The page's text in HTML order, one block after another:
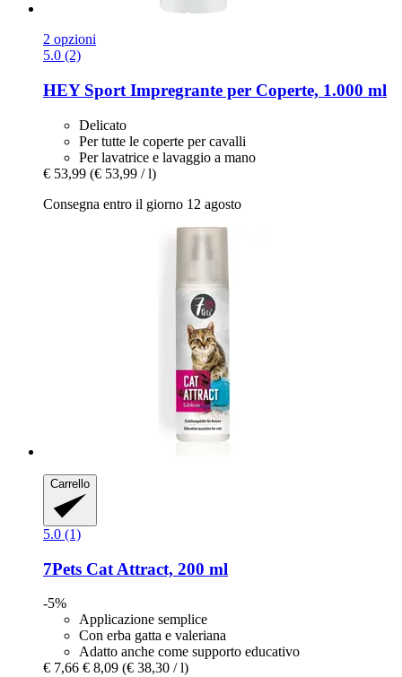
2 opzioni
5.0 (2)
HEY Sport Impregrante per Coperte, 1.000 ml
Delicato
Per tutte le coperte per cavalli
Per lavatrice e lavaggio a mano
€ 53,99 (€ 53,99 / l)
Consegna entro il giorno 12 agosto
Carrello
5.0 (1)
7Pets Cat Attract, 200 ml
-5%
Applicazione semplice
Con erba gatta e valeriana
Adatto anche come supporto educativo
€ 7,66 € 8,09 (€ 38,30 / l)